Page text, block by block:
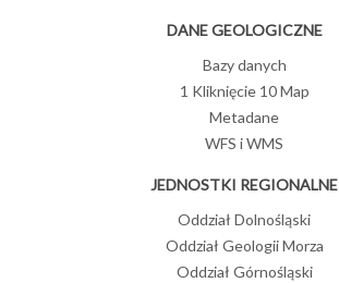
DANE GEOLOGICZNE
Bazy danych
1 Kliknięcie 10 Map
Metadane
WFS i WMS
JEDNOSTKI REGIONALNE
Oddział Dolnośląski
Oddział Geologii Morza
Oddział Górnośląski